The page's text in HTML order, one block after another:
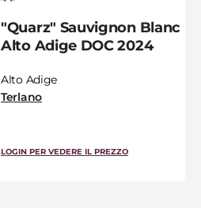
"Quarz" Sauvignon Blanc
Alto Adige DOC 2024
Alto Adige
Terlano
LOGIN PER VEDERE IL PREZZO